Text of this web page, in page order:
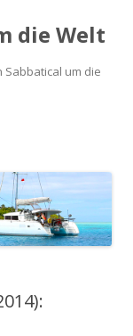
die Welt
Sabbatical um die